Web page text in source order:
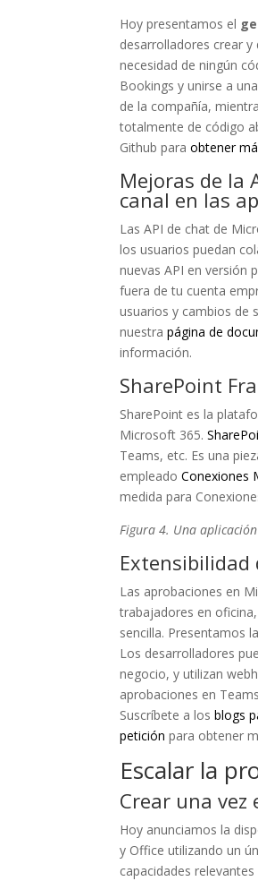
Hoy presentamos el
desarrolladores crear
necesidad de ningún
Bookings y unirse a
de la compañía,
totalmente de código
Github paraobtener
Mejoras de la
canal en las
Las API de chat de
los usuarios puedan
nuevas API en versión
fuera de tu cuenta
usuarios y cambios de
nuestrapágina de
información.
SharePoint
SharePoint es la
Microsoft 365.
Teams, etc. Es una
empleadoConexiones
medida para
Figura 4. Una
Extensibilidad
Las aprobaciones en
trabajadores en
sencilla. Presentamos
Los desarrolladores
negocio, y utilizan
aprobaciones en
Suscríbete a losblogs
petición para obtener
Escalar la
Crear una
Hoy anunciamos la
y Office utilizando un
capacidades